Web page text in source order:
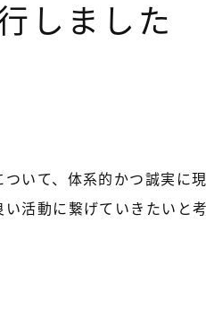
しました
いて、体系的かつ誠実に
活動に繋げていきたいと考